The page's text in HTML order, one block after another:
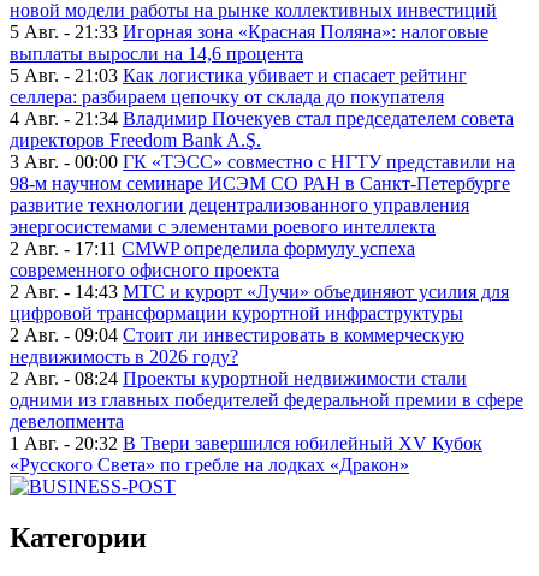
новой модели работы на рынке коллективных инвестиций
5 Авг. - 21:33 Игорная зона «Красная Поляна»: налоговые
выплаты выросли на 14,6 процента
5 Авг. - 21:03 Как логистика убивает и спасает рейтинг
селлера: разбираем цепочку от склада до покупателя
4 Авг. - 21:34 Владимир Почекуев стал председателем совета
директоров Freedom Bank A.Ş.
3 Авг. - 00:00 ГК «ТЭСС» совместно с НГТУ представили на
98-м научном семинаре ИСЭМ СО РАН в Санкт-Петербурге
развитие технологии децентрализованного управления
энергосистемами с элементами роевого интеллекта
2 Авг. - 17:11 CMWP определила формулу успеха
современного офисного проекта
2 Авг. - 14:43 МТС и курорт «Лучи» объединяют усилия для
цифровой трансформации курортной инфраструктуры
2 Авг. - 09:04 Стоит ли инвестировать в коммерческую
недвижимость в 2026 году?
2 Авг. - 08:24 Проекты курортной недвижимости стали
одними из главных победителей федеральной премии в сфере
девелопмента
1 Авг. - 20:32 В Твери завершился юбилейный XV Кубок
«Русского Света» по гребле на лодках «Дракон»
Категории